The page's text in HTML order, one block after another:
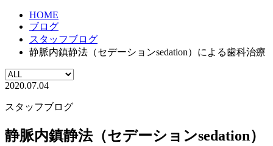
HOME
ブログ
スタッフブログ
静脈内鎮静法（セデーションsedation）による歯科治療
2020.07.04
スタッフブログ
静脈内鎮静法（セデーションsedation）